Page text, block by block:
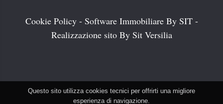
Cookie Policy- Software Immobiliare By SIT-
Realizzazione sito By Sit Versilia
Questo sito utilizza cookies tecnici per offrirti una migliore
esperienza di navigazione.